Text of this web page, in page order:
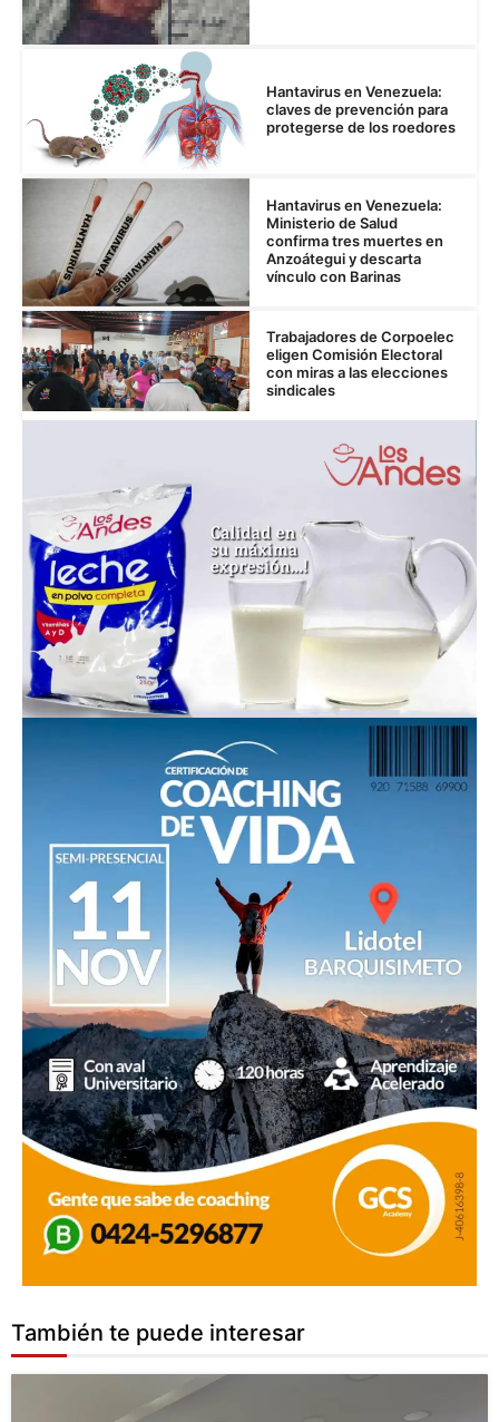
Hantavirus en Venezuela:
claves de prevención para
protegerse de los roedores
Hantavirus en Venezuela:
Ministerio de Salud
confirma tres muertes en
Anzoátegui y descarta
vínculo con Barinas
Trabajadores de Corpoelec
eligen Comisión Electoral
con miras a las elecciones
sindicales
También te puede interesar